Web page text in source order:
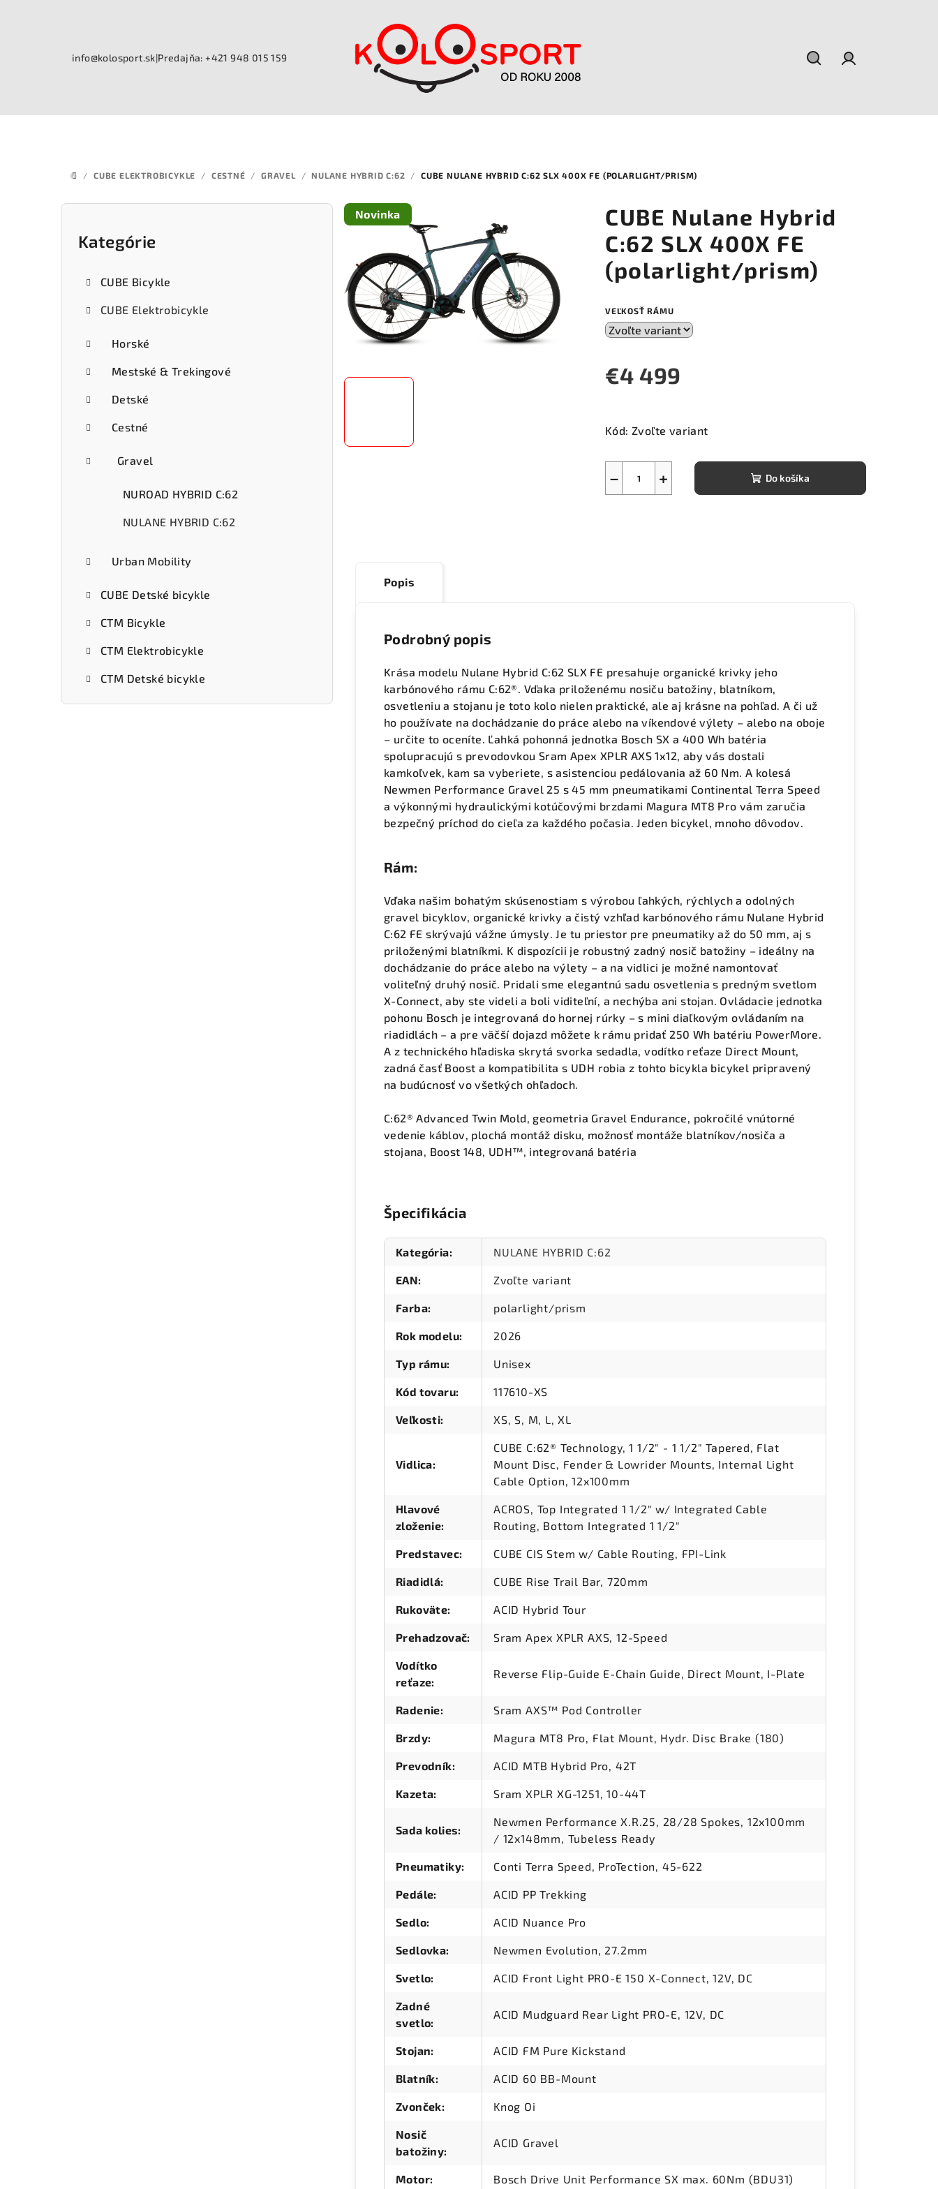
info@kolosport.sk|Predajňa: +421 948 015 159
DOMOV
/ CUBE ELEKTROBICYKLE / CESTNÉ / GRAVEL / NULANE HYBRID C:62 / CUBE NULANE HYBRID C:62 SLX 400X FE (POLARLIGHT/PRISM)
Preskočiť
Kategórie
CUBE Bicykle
CUBE Elektrobicykle
Horské
Mestské & Trekingové
Detské
Cestné
Gravel
NUROAD HYBRID C:62
NULANE HYBRID C:62
Urban Mobility
CUBE Detské bicykle
CTM Bicykle
CTM Elektrobicykle
CTM Detské bicykle
CUBE Nulane Hybrid
C:62 SLX 400X FE
(polarlight/prism)
VEĽKOSŤ RÁMU
€4 499
cena:
Kód: Zvoľte variant
+
− Do košíka
Novinka
Popis
Podrobný popis
Krása modelu Nulane Hybrid C:62 SLX FE presahuje organické krivky jeho
karbónového rámu C:62®. Vďaka priloženému nosiču batožiny, blatníkom,
osvetleniu a stojanu je toto kolo nielen praktické, ale aj krásne na pohľad. A či už
ho používate na dochádzanie do práce alebo na víkendové výlety – alebo na oboje
– určite to oceníte. Ľahká pohonná jednotka Bosch SX a 400 Wh batéria
spolupracujú s prevodovkou Sram Apex XPLR AXS 1x12, aby vás dostali
kamkoľvek, kam sa vyberiete, s asistenciou pedálovania až 60 Nm. A kolesá
Newmen Performance Gravel 25 s 45 mm pneumatikami Continental Terra Speed
a výkonnými hydraulickými kotúčovými brzdami Magura MT8 Pro vám zaručia
bezpečný príchod do cieľa za každého počasia. Jeden bicykel, mnoho dôvodov.
Rám:
Vďaka našim bohatým skúsenostiam s výrobou ľahkých, rýchlych a odolných
gravel bicyklov, organické krivky a čistý vzhľad karbónového rámu Nulane Hybrid
C:62 FE skrývajú vážne úmysly. Je tu priestor pre pneumatiky až do 50 mm, aj s
priloženými blatníkmi. K dispozícii je robustný zadný nosič batožiny – ideálny na
dochádzanie do práce alebo na výlety – a na vidlici je možné namontovať
voliteľný druhý nosič. Pridali sme elegantnú sadu osvetlenia s predným svetlom
X-Connect, aby ste videli a boli viditeľní, a nechýba ani stojan. Ovládacie jednotka
pohonu Bosch je integrovaná do hornej rúrky – s mini diaľkovým ovládaním na
riadidlách – a pre väčší dojazd môžete k rámu pridať 250 Wh batériu PowerMore.
A z technického hľadiska skrytá svorka sedadla, vodítko reťaze Direct Mount,
zadná časť Boost a kompatibilita s UDH robia z tohto bicykla bicykel pripravený
na budúcnosť vo všetkých ohľadoch.
C:62® Advanced Twin Mold, geometria Gravel Endurance, pokročilé vnútorné
vedenie káblov, plochá montáž disku, možnosť montáže blatníkov/nosiča a
stojana, Boost 148, UDH™, integrovaná batéria
Špecifikácia
Kategória: NULANE HYBRID C:62
EAN: Zvoľte variant
Farba: polarlight/prism
Rok modelu: 2026
Typ rámu: Unisex
Kód tovaru: 117610-XS
Veľkosti: XS, S, M, L, XL
Vidlica:
CUBE C:62® Technology, 1 1/2" - 1 1/2" Tapered, Flat
Mount Disc, Fender & Lowrider Mounts, Internal Light
Cable Option, 12x100mm
Hlavové
zloženie:
ACROS, Top Integrated 1 1/2" w/ Integrated Cable
Routing, Bottom Integrated 1 1/2"
Predstavec: CUBE CIS Stem w/ Cable Routing, FPI-Link
Riadidlá: CUBE Rise Trail Bar, 720mm
Rukoväte: ACID Hybrid Tour
Prehadzovač: Sram Apex XPLR AXS, 12-Speed
Vodítko
reťaze:
Reverse Flip-Guide E-Chain Guide, Direct Mount, I-Plate
Radenie: Sram AXS™ Pod Controller
Brzdy: Magura MT8 Pro, Flat Mount, Hydr. Disc Brake (180)
Prevodník: ACID MTB Hybrid Pro, 42T
Kazeta: Sram XPLR XG-1251, 10-44T
Sada kolies:
Newmen Performance X.R.25, 28/28 Spokes, 12x100mm
/ 12x148mm, Tubeless Ready
Pneumatiky: Conti Terra Speed, ProTection, 45-622
Pedále: ACID PP Trekking
Sedlo: ACID Nuance Pro
Sedlovka: Newmen Evolution, 27.2mm
Svetlo: ACID Front Light PRO-E 150 X-Connect, 12V, DC
Zadné
svetlo:
ACID Mudguard Rear Light PRO-E, 12V, DC
Stojan: ACID FM Pure Kickstand
Blatník: ACID 60 BB-Mount
Zvonček: Knog Oi
Nosič
batožiny:
ACID Gravel
Motor: Bosch Drive Unit Performance SX max. 60Nm (BDU31)